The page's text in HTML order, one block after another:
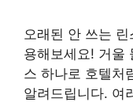
오래된 안 쓰는
용해보세요! 거울
스 하나로 호텔처
알려드립니다. 여